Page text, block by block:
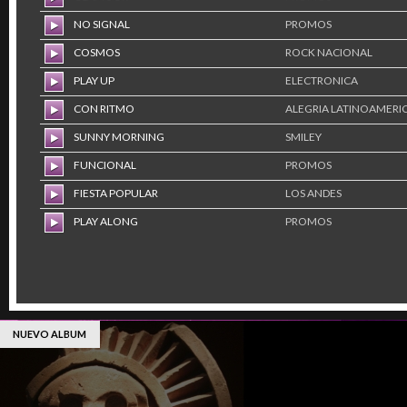
NO SIGNAL PROMOS
COSMOS ROCK NACIONAL
PLAY UP ELECTRONICA
CON RITMO ALEGRIA
SUNNY MORNING SMILEY
FUNCIONAL PROMOS
FIESTA POPULAR LOS ANDES
PLAY ALONG PROMOS
NUEVO ALBUM